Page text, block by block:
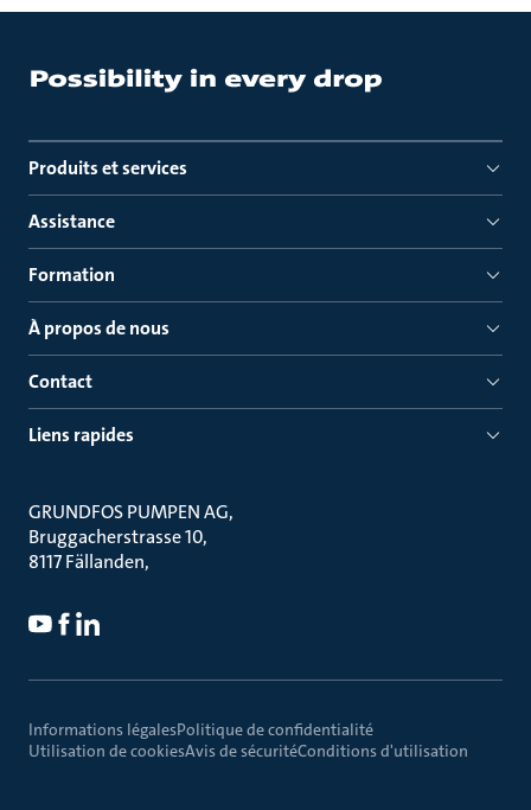
Produits et services
Assistance
Formation
À propos de nous
Contact
Liens rapides
GRUNDFOS PUMPEN AG
Bruggacherstrasse 10
8117 Fällanden
Informations légalesPolitique de confidentialité
Utilisation de cookiesAvis de sécuritéConditions d'utilisation